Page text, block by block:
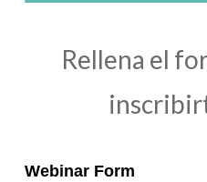
Rellena el
Webinar Form